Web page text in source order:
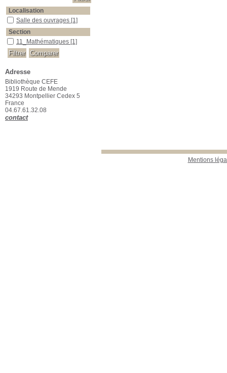
Mentions
Localisation
Salle des ouvrages
Salle des ouvrages [1]
Section
11_Mathématiques
11_Mathématiques [1]
Adresse
Bibliothèque CEFE
1919 Route de Mende
34293 Montpellier Cedex 5
France
04.67.61.32.08
contact